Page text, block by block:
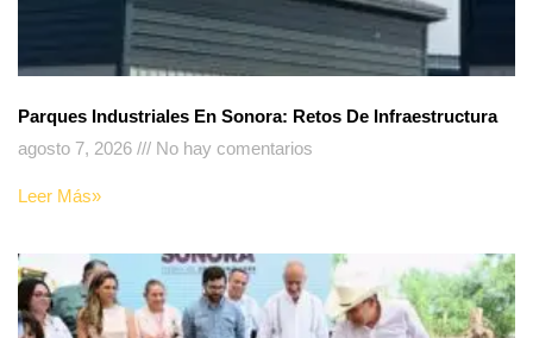
Parques Industriales En Sonora: Retos De Infraestructura
agosto 7, 2026
No hay comentarios
Leer Más»